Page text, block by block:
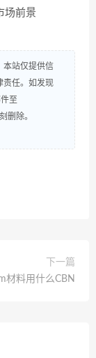
场前景
本站仅提供信
责任。如发现
至
删除。
下一篇
材料用什么CBN